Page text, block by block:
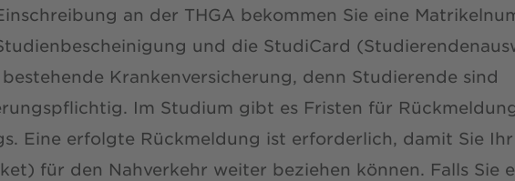
an der THGA bekommen Sie eine
und die StudiCard
Krankenversicherung, denn Studierende sind
Im Studium gibt es Fristen für
Eine erfolgte Rückmeldung ist erforderlich, damit Sie
für den Nahverkehr weiter beziehen können. Falls Sie